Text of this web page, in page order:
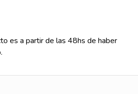
es a partir de las 48hs de haber